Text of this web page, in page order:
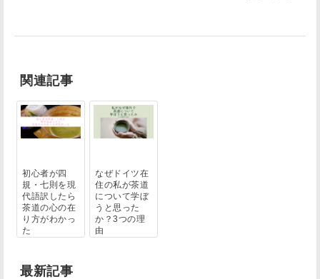
関連記事
初心者が四
規・七則を現
代語訳したら
茶道の心の在
り方がわかっ
た
なぜドイツ在
住の私が茶道
について学ぼ
うと思った
か？3つの理
由
最新記事